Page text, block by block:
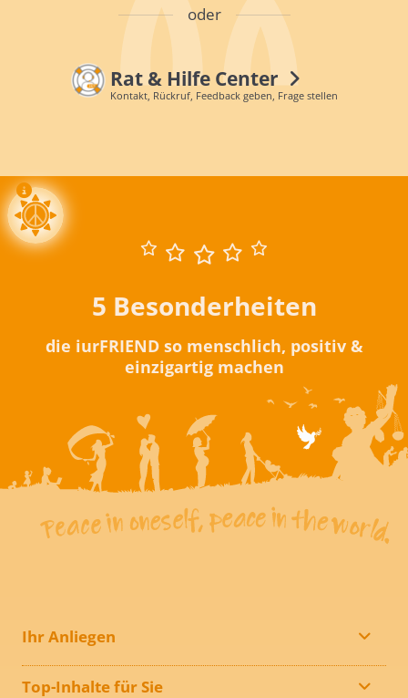
oder
Rat & Hilfe Center
Kontakt, Rückruf, Feedback geben, Frage stellen
5 Besonderheiten
die iurFRIEND so menschlich, positiv &
einzigartig machen
Ihr Anliegen
Top-Inhalte für Sie